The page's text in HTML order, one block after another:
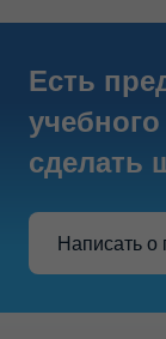
Есть
сделать
Написать о